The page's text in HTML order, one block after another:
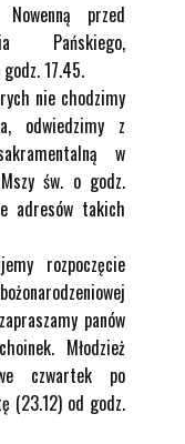
przed
Pańskiego,
17.45.
nie chodzimy
odwiedzimy z
w
św. o godz.
adresów takich
rozpoczęcie
panów
Młodzież
czwartek po
(23.12) od godz.